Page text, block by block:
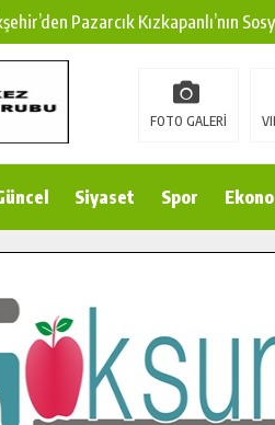
Pazarcık Kızkapanlı’nın
Pazarcık Kırsalına Modern
KSÜ’ye Uluslararası Başarı:
Pusula Maraş Kampında Yeni
Komutanı Karakaya’dan
Yeni Köprüsünde Sona Doğru.
FOTO GALERİ
Siyaset Spor